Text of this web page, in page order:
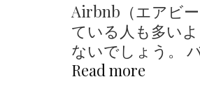
Airbnb（エアビ
ている人も多い
ないでしょう。
Read more